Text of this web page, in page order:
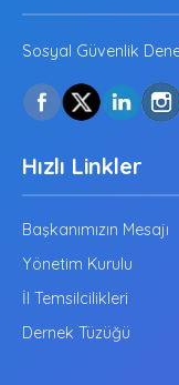
Sosyal Güvenlik
Hızlı Linkler
Başkanımızın Mesajı
Yönetim Kurulu
İl Temsilcilikleri
Dernek Tüzüğü